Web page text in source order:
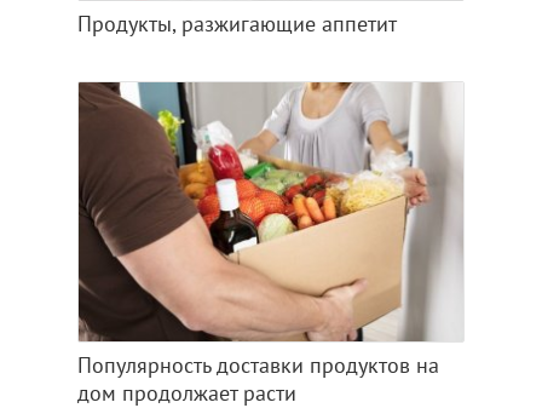
Продукты, разжигающие аппетит
Популярность доставки продуктов на
дом продолжает расти